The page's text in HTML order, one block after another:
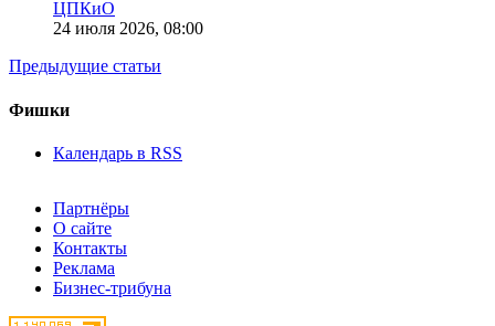
ЦПКиО
24 июля 2026, 08:00
Предыдущие статьи
Фишки
Календарь в RSS
Партнёры
О сайте
Контакты
Реклама
Бизнес-трибуна